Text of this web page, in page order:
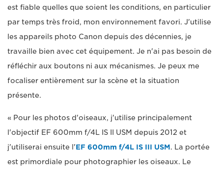
est fiable quelles que soient les conditions, en particulier
par temps très froid, mon environnement favori. J'utilise
les appareils photo Canon depuis des décennies, je
travaille bien avec cet équipement. Je n'ai pas besoin de
réfléchir aux boutons ni aux mécanismes. Je peux me
focaliser entièrement sur la scène et la situation
présente.
« Pour les photos d'oiseaux, j'utilise principalement
l'objectif EF 600mm f/4L IS II USM depuis 2012 et
j'utiliserai ensuite l'EF 600mm f/4L IS III USM. La portée
est primordiale pour photographier les oiseaux. Le